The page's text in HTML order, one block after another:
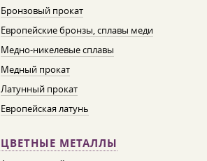
Бронзовый прокат
Европейские бронзы, сплавы меди
Медно-никелевые сплавы
Медный прокат
Латунный прокат
Европейская латунь
ЦВЕТНЫЕ МЕТАЛЛЫ